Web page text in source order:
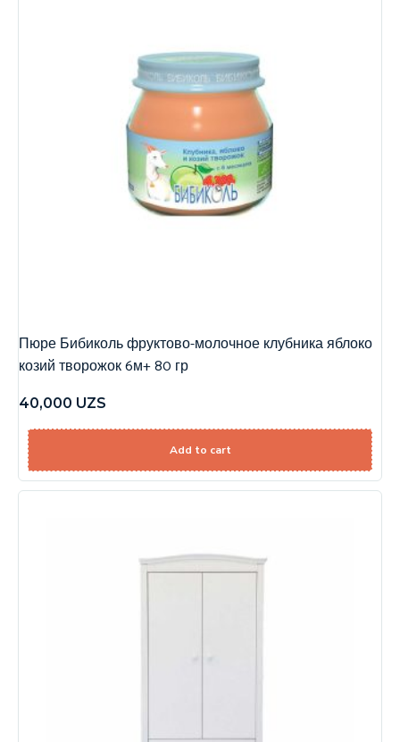
Пюре Бибиколь фруктово-молочное клубника яблоко
козий творожок 6м+ 80 гр
40,000 UZS
Add to cart